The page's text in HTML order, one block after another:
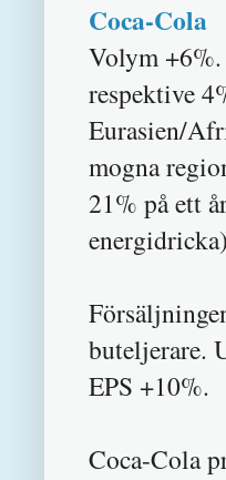
Coca-Cola
Volym
respektive
Eurasien/
mogna
21% på ett
buteljerare.
EPS +10%.
Coca-Cola